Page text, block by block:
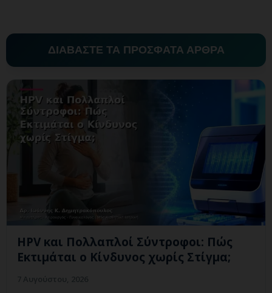
ΔΙΑΒΑΣΤΕ ΤΑ ΠΡΟΣΦΑΤΑ ΑΡΘΡΑ
HPV και Πολλαπλοί Σύντροφοι: Πώς
Εκτιμάται ο Κίνδυνος χωρίς Στίγμα;